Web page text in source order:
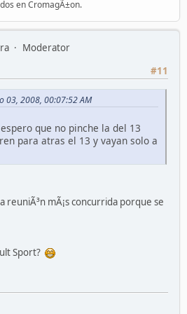
en CromagÃ±on.
Moderator
#11
03, 2008, 00:07:52 AM
que no pinche la del 13
para atras el 13 y vayan solo a
reuniÃ³n mÃ¡s concurrida porque se
Sport?